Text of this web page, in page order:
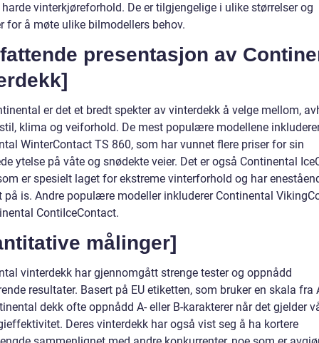
vinterkjøreforhold. De er tilgjengelige i ulike størrelser og
for å møte ulike bilmodellers behov.
presentasjon av
er det et bredt spekter av vinterdekk å velge mellom,
klima og veiforhold. De mest populære modellene
WinterContact TS 860, som har vunnet flere priser for sin
ytelse på våte og snødekte veier. Det er også Continental
er spesielt laget for ekstreme vinterforhold og har
på is. Andre populære modeller inkluderer Continental
ContiIceContact.
målinger]
vinterdekk har gjennomgått strenge tester og oppnådd
resultater. Basert på EU etiketten, som bruker en skala fra
dekk ofte oppnådd A- eller B-karakterer når det gjelder
Deres vinterdekk har også vist seg å ha kortere